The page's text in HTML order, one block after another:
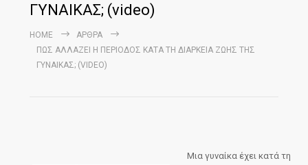
ΓΥΝΑΙΚΑΣ; (video)
HOME
ΆΡΘΡΑ
ΠΩΣ ΑΛΛΑΖΕΙ Η ΠΕΡΙΟΔΟΣ ΚΑΤΑ ΤΗ ΔΙΑΡΚΕΙΑ ΖΩΗΣ ΤΗΣ
ΓΥΝΑΙΚΑΣ; (VIDEO)
Μια γυναίκα έχει κατά τη